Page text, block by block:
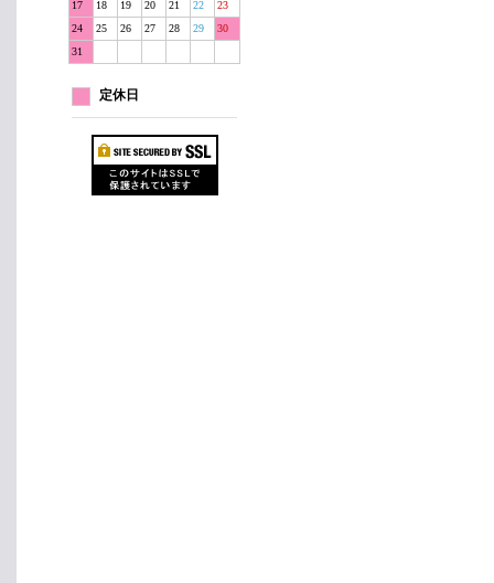
17 18 19 20 21 22
23
24
25 26 27 28 29
30
31
定休日